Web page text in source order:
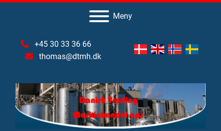
Meny
+45 30 33 36 66
thomas@dtmh.dk